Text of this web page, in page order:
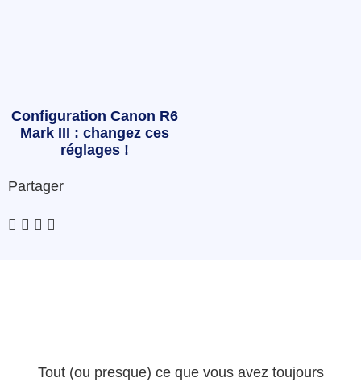
Configuration Canon R6
Mark III : changez ces
réglages !
Partager
Tout (ou presque) ce que vous avez toujours